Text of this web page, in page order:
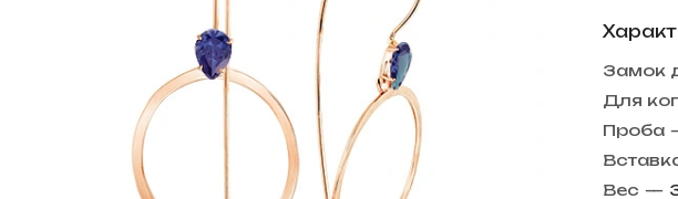
Замок
Для
Проба
Вес —